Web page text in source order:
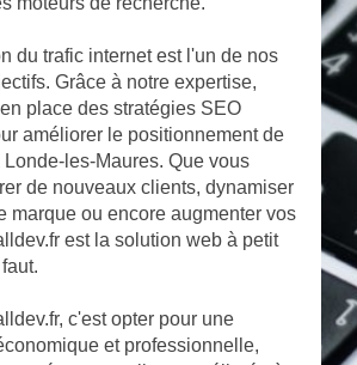
du trafic internet est l'un de nos
Grâce à notre expertise,
place des stratégies SEO
améliorer le positionnement de
les-Maures. Que vous
de nouveaux clients, dynamiser
marque ou encore augmenter vos
est la solution web à petit
c'est opter pour une
et professionnelle,